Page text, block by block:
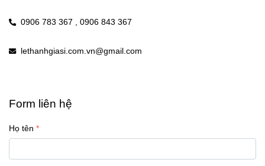
0906 783 367 , 0906 843 367
lethanhgiasi.com.vn@gmail.com
Form liên hệ
Họ tên